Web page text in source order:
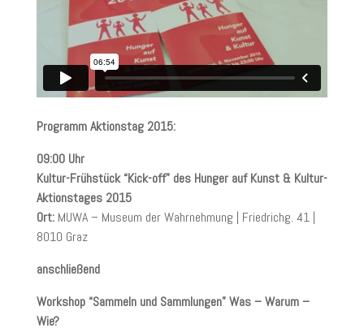
Programm Aktionstag 2015:
09:00 Uhr
Kultur-Frühstück “Kick-off” des Hunger auf Kunst & Kultur-
Aktionstages 2015
Ort:MUWA – Museum der Wahrnehmung | Friedrichg. 41 |
8010 Graz
anschließend
Workshop “Sammeln und Sammlungen” Was – Warum –
Wie?